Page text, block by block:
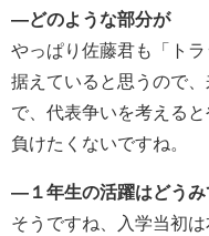
―どのような部分が
やっぱり佐藤君も「ト
据えていると思うので
で、代表争いを考える
負けたくないですね。
―１年生の活躍はどうみ
そうですね、入学当初